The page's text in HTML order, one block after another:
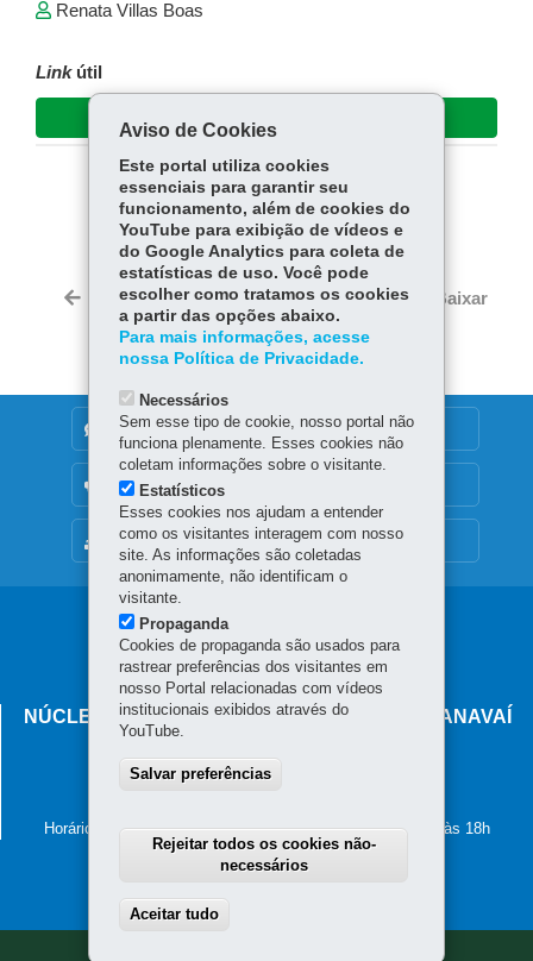
Renata Villas Boas
Linkútil
COMPARTILHE:
Fa
ce
bo
ok
Tw
itt
er
W
ha
ts
p
Voltar Início Imprimir Baixar
MAPA DO SITE
DENUNCIE CORRUPÇÃO
OUVIDORIA
Navegação
principal
NÚCLEO REGIONAL DE EDUCAÇÃO DE PARANAVAÍ
87.701-000-Paranavaí
Horário de atendimento: de segunda a sexta-feira, das 8h às 18h
Aviso de Cookies
Este portal utiliza cookies
essenciais para garantir seu
funcionamento, além de cookies do
YouTube para exibição de vídeos e
do Google Analytics para coleta de
estatísticas de uso. Você pode
escolher como tratamos os cookies
a partir das opções abaixo.
Para mais informações, acesse
nossa Política de Privacidade.
Necessários
Sem esse tipo de cookie, nosso portal não
funciona plenamente. Esses cookies não
coletam informações sobre o visitante.
Estatísticos
Esses cookies nos ajudam a entender
como os visitantes interagem com nosso
site. As informações são coletadas
anonimamente, não identificam o
visitante.
Propaganda
Cookies de propaganda são usados para
rastrear preferências dos visitantes em
nosso Portal relacionadas com vídeos
institucionais exibidos através do
YouTube.
Salvar preferências
Rejeitar todos os cookies não-
necessários
Aceitar tudo